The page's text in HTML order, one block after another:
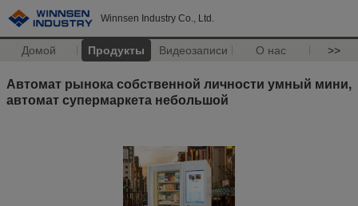
Winnsen Industry Co., Ltd.
Домой Продукты Видеозаписи О нас >>
Автомат рынока собственной личности умный мини,
автомат супермаркета небольшой